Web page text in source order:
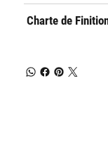
Charte de